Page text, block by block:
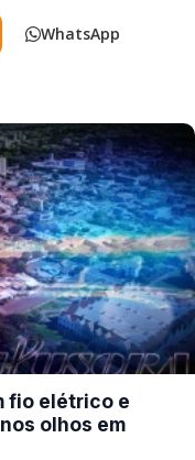
WhatsApp
fio elétrico e
olhos em